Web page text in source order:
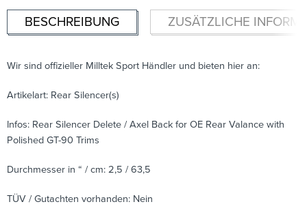
BESCHREIBUNG ZUSÄTZLICHE
Wir sind offizieller Milltek Sport Händler und bieten hier an:
Artikelart: Rear Silencer(s)
Infos: Rear Silencer Delete / Axel Back for OE Rear Valance with
Polished GT-90 Trims
Durchmesser in “ / cm: 2,5 / 63,5
TÜV / Gutachten vorhanden: Nein